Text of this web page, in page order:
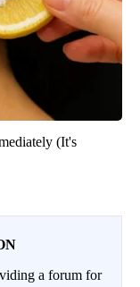
(It's
a forum for